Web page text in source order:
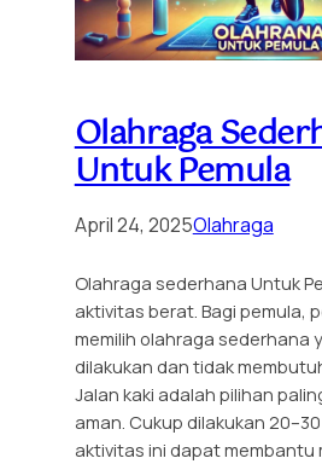
Olahraga
Untuk Pemula
April 24, 2025Olahraga
Olahraga sederhana Untuk
aktivitas berat. Bagi pemula,
memilih olahraga sederhana
dilakukan dan tidak
Jalan kaki adalah pilihan
aman. Cukup dilakukan
aktivitas ini dapat membantu